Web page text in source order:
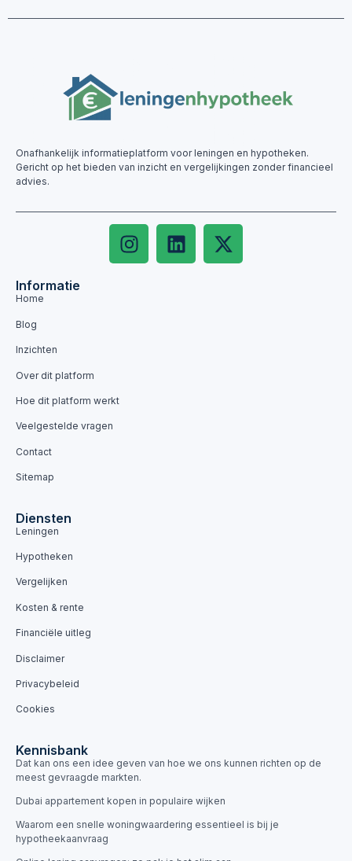
Onafhankelijk informatieplatform voor leningen en hypotheken.
Gericht op het bieden van inzicht en vergelijkingen zonder financieel
advies.
Informatie
Home
Blog
Inzichten
Over dit platform
Hoe dit platform werkt
Veelgestelde vragen
Contact
Sitemap
Diensten
Leningen
Hypotheken
Vergelijken
Kosten & rente
Financiële uitleg
Disclaimer
Privacybeleid
Cookies
Kennisbank
Dat kan ons een idee geven van hoe we ons kunnen richten op de
meest gevraagde markten.
Dubai appartement kopen in populaire wijken
Waarom een snelle woningwaardering essentieel is bij je
hypotheekaanvraag